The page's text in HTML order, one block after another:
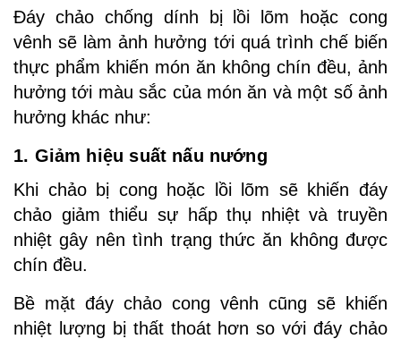
Đáy chảo chống dính bị lồi lõm hoặc cong
vênh sẽ làm ảnh hưởng tới quá trình chế biến
thực phẩm khiến món ăn không chín đều, ảnh
hưởng tới màu sắc của món ăn và một số ảnh
hưởng khác như:
1. Giảm hiệu suất nấu nướng
Khi chảo bị cong hoặc lồi lõm sẽ khiến đáy
chảo giảm thiểu sự hấp thụ nhiệt và truyền
nhiệt gây nên tình trạng thức ăn không được
chín đều.
Bề mặt đáy chảo cong vênh cũng sẽ khiến
nhiệt lượng bị thất thoát hơn so với đáy chảo